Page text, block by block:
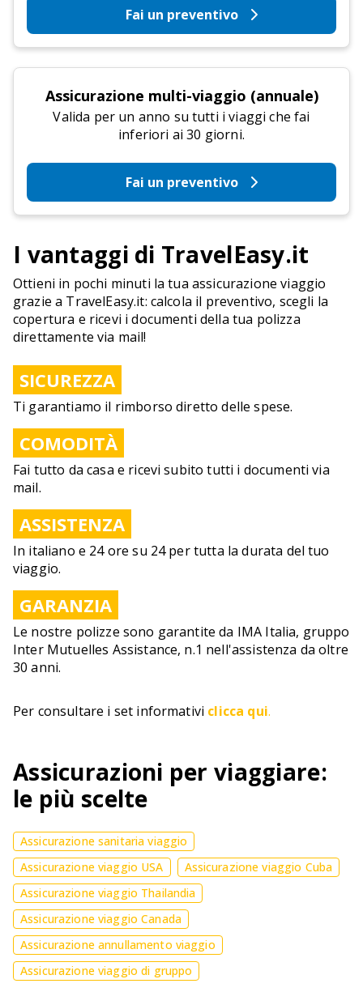
Fai un preventivo
Assicurazione multi-viaggio (annuale)
Valida per un anno su tutti i viaggi che fai
inferiori ai 30 giorni.
Fai un preventivo
I vantaggi di TravelEasy.it
Ottieni in pochi minuti la tua assicurazione viaggio
grazie a TravelEasy.it: calcola il preventivo, scegli la
copertura e ricevi i documenti della tua polizza
direttamente via mail!
SICUREZZA
Ti garantiamo il rimborso diretto delle spese.
COMODITÀ
Fai tutto da casa e ricevi subito tutti i documenti via
mail.
ASSISTENZA
In italiano e 24 ore su 24 per tutta la durata del tuo
viaggio.
GARANZIA
Le nostre polizze sono garantite da IMA Italia, gruppo
Inter Mutuelles Assistance, n.1 nell'assistenza da oltre
30 anni.
Per consultare i set informativi clicca qui.
Assicurazioni per viaggiare:
le più scelte
Assicurazione sanitaria viaggio
Assicurazione viaggio USA
Assicurazione viaggio Cuba
Assicurazione viaggio Thailandia
Assicurazione viaggio Canada
Assicurazione annullamento viaggio
Assicurazione viaggio di gruppo